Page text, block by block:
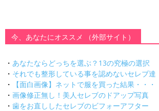
今、あなたにオススメ （外部サイト）
・ あなたならどっちを選ぶ？13の究極の選択
・ それでも整形している事を認めないセレブ達
・
【面白画像】ネットで服を買った結果・・・
・ 画像修正無し！美人セレブのドアップ写真
・ 歯をお直ししたセレブのビフォーアフター